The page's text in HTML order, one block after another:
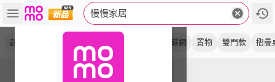
慢慢家居
超耐重 全碳鋼 置物 雙門款 摺疊